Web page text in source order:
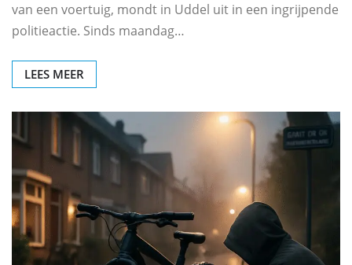
van een voertuig, mondt in Uddel uit in een ingrijpende
politieactie. Sinds maandag…
LEES MEER